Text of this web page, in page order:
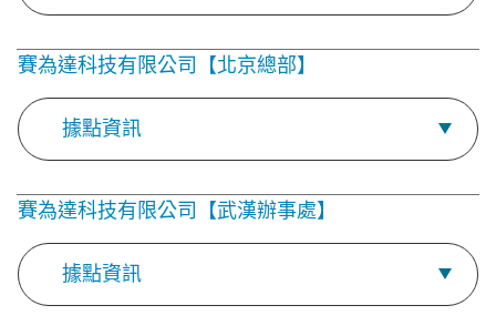
賽為達科技有限公司【北京總部】
據點資訊
賽為達科技有限公司【武漢辦事處】
據點資訊